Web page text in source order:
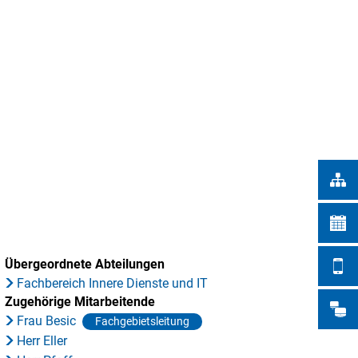
Übergeordnete Abteilungen
Fachbereich Innere Dienste und IT
Zugehörige Mitarbeitende
Frau Besic
Fachgebietsleitung
Herr Eller